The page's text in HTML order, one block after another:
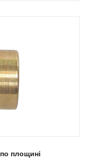
площині